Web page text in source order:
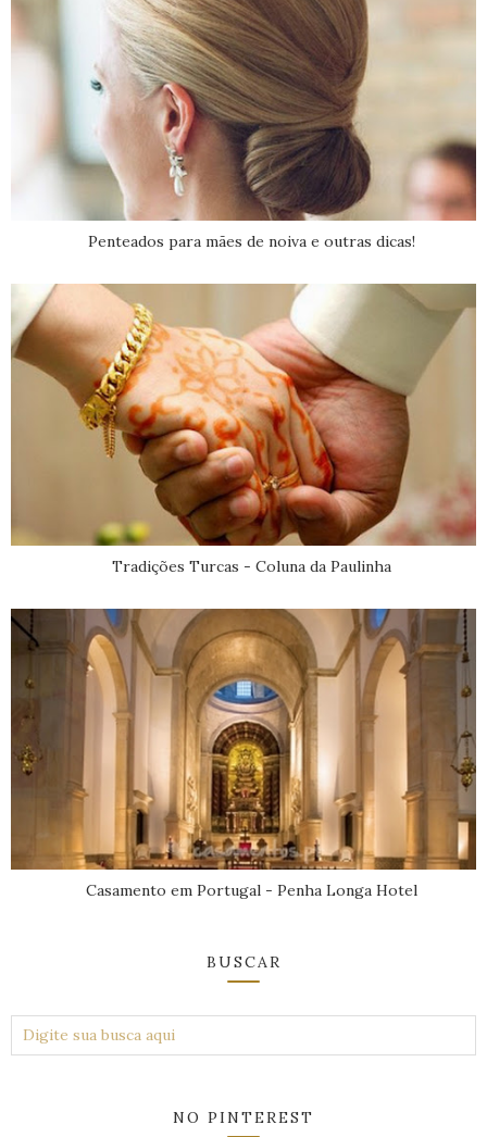
Penteados para mães de noiva e outras dicas!
Tradições Turcas - Coluna da Paulinha
Casamento em Portugal - Penha Longa Hotel
BUSCAR
NO PINTEREST